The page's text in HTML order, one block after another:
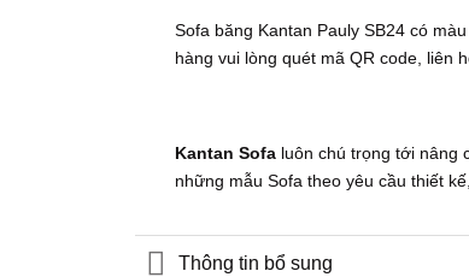
Sofa băng Kantan Pauly SB24 có
hàng vui lòng quét mã QR code, liên
Kantan Sofa luôn chú trọng tới nâng
những mẫu Sofa theo yêu cầu thiết
Thông tin bổ sung